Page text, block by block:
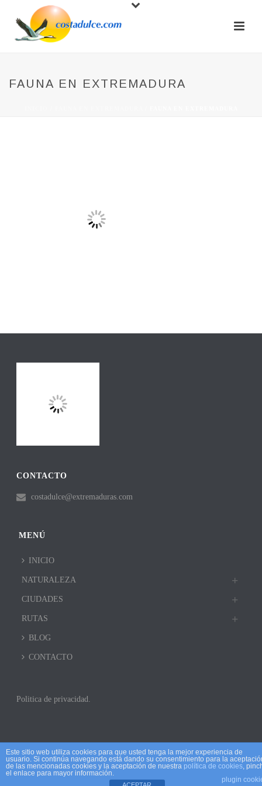
FAUNA EN EXTREMADURA
CONTACTO
costadulce@extremaduras.com
MENÚ
INICIO
NATURALEZA
CIUDADES
RUTAS
BLOG
CONTACTO
Politica de privacidad.
Este sitio web utiliza cookies para que usted tenga la mejor experiencia de
usuario. Si continúa navegando está dando su consentimiento para la
de las mencionadas cookies y la aceptación de nuestra política de cookies,
el enlace para mayor información.
plugin